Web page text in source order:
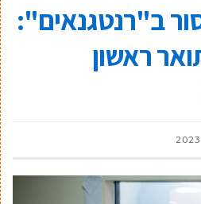
ב"רנטגנאים":
ראשון